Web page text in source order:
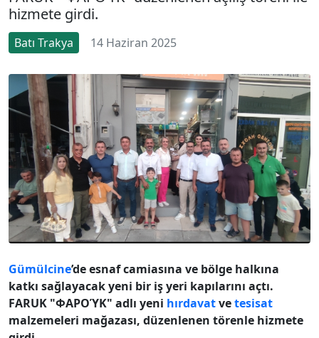
hizmete girdi.
Batı Trakya 14 Haziran 2025
Gümülcine’de esnaf camiasına ve bölge halkına
katkı sağlayacak yeni bir iş yeri kapılarını açtı.
FARUK "ΦΑΡΟΎΚ" adlı yeni hırdavatvetesisat
malzemeleri mağazası, düzenlenen törenle hizmete